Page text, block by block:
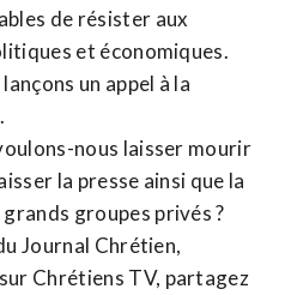
de résister aux
et économiques.
un appel à la
nous laisser mourir
la presse ainsi que la
groupes privés ?
Journal Chrétien,
Chrétiens TV, partagez